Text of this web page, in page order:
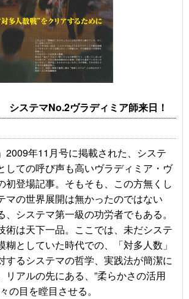
システマNo.2ヴラディミア師来日！
2009年11月号に掲載された、システ
しての呼び声も高いヴラディミア・ヴ
初登場記事。そもそも、この方無くし
マの世界展開は無かったのではない
システマ第一級の功労者でもある。
術は天下一品。ここでは、未だシステ
糊としていた時代での、「対多人数」
するシステマの哲学、実践法が簡潔に
リアルの先にある、”柔らかさの活用
の目を瞠目させる。